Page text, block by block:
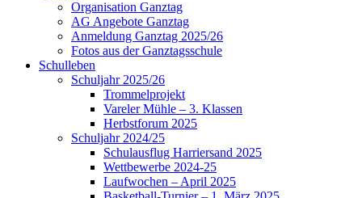
Organisation Ganztag
AG Angebote Ganztag
Anmeldung Ganztag 2025/26
Fotos aus der Ganztagsschule
Schulleben
Schuljahr 2025/26
Trommelprojekt
Vareler Mühle – 3. Klassen
Herbstforum 2025
Schuljahr 2024/25
Schulausflug Harriersand 2025
Wettbewerbe 2024-25
Laufwochen – April 2025